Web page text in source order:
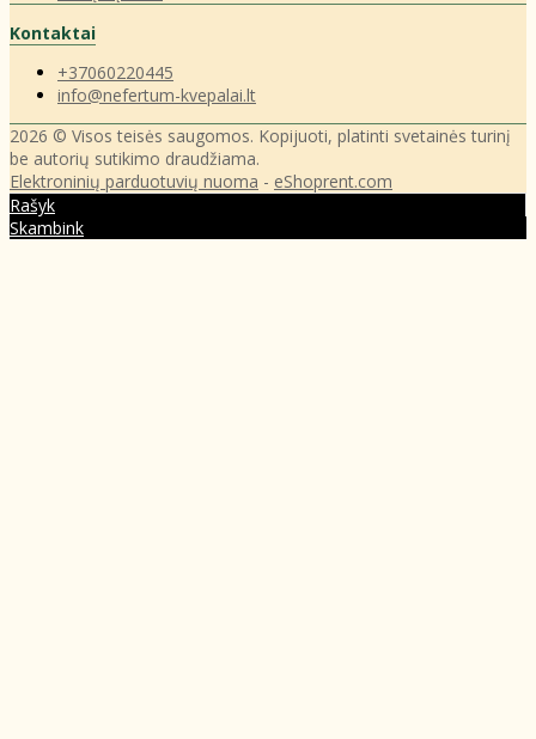
Kontaktai
+37060220445
info@nefertum-kvepalai.lt
2026 © Visos teisės saugomos. Kopijuoti, platinti svetainės turinį
be autorių sutikimo draudžiama.
Elektroninių parduotuvių nuoma - eShoprent.com
Rašyk
Skambink